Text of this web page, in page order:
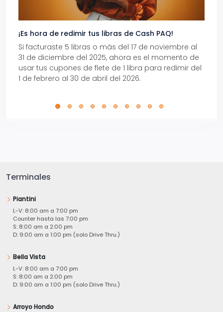
¡Es hora de redimir tus libras de Cash PAQ!
Si facturaste 5 libras o más del 17 de noviembre al
31 de diciembre del 2025, ahora es el momento de
usar tus cupones de flete de 1 libra para redimir del
1 de febrero al 30 de abril del 2026.
Terminales
Piantini
L-V: 8:00 am a 7:00 pm
Counter hasta las 7:00 pm
S: 8:00 am a 2:00 pm
D: 9:00 am a 1:00 pm (solo Drive Thru.)
Bella Vista
L-V: 8:00 am a 7:00 pm
S: 8:00 am a 2:00 pm
D: 9:00 am a 1:00 pm (solo Drive Thru.)
Arroyo Hondo